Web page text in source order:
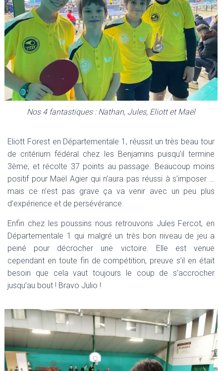
Nos 4 fantastiques : Nathan, Jules, Eliott et Maël
Eliott Forest en Départementale 1, réussit un très beau tour
de critérium fédéral chez les Benjamins puisqu’il termine
3ème, et récolte 37 points au passage. Beaucoup moins
positif pour Maël Agier qui n’aura pas réussi à s’imposer …
mais ce n’est pas grave ça va venir avec un peu plus
d’expérience et de persévérance.
Enfin chez les poussins nous retrouvons Jules Fercot, en
Départementale 1 qui malgré un très bon niveau de jeu a
peiné pour décrocher une victoire. Elle est venue
cependant en toute fin de compétition, preuve s’il en était
besoin que cela vaut toujours le coup de s’accrocher
jusqu’au bout ! Bravo Julio !